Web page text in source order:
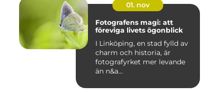
01. nov
Fotografens magi: att
föreviga livets ögonblick
I Linköping, en stad fylld av
charm och historia, är
fotografyrket mer levande
än n&a...